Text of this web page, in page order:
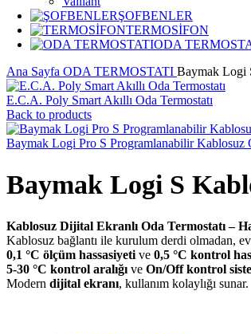
ŞOFBENLER
TERMOSİFON
ODA
Ana Sayfa ODA TERMOSTATI Baymak Logi
E.C.A. Poly Smart Akıllı Oda Termostatı
Back to products
Baymak Logi Pro S Programlanabilir Kablosuz
Baymak Logi S
Kablosuz Dijital Ekranlı Oda Termostatı –
Kablosuz bağlantı ile kurulum derdi olmadan,
0,1 °C ölçüm hassasiyeti ve 0,5 °C kontrol
5-30 °C kontrol aralığı ve On/Off kontrol
Modern dijital ekranı, kullanım kolaylığı sunar.